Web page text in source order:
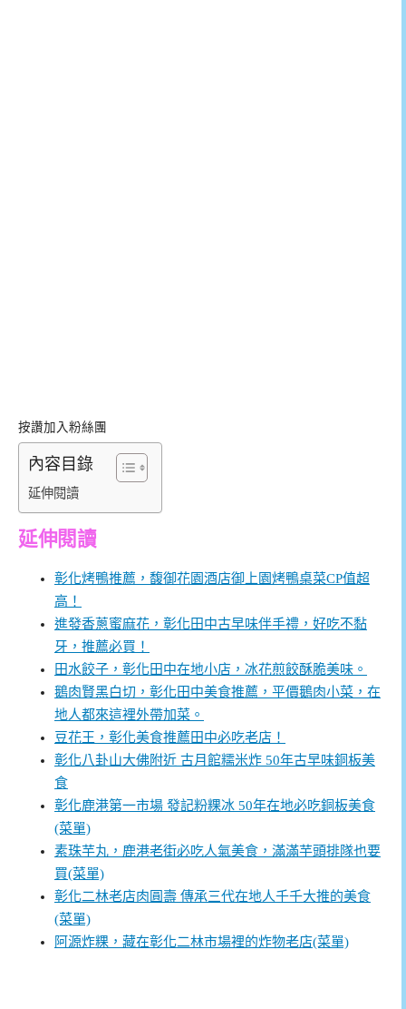
按讚加入粉絲團
內容目錄
延伸閱讀
延伸閱讀
彰化烤鴨推薦，馥御花園酒店御上園烤鴨桌菜CP值超
高！
進發香蔥蜜麻花，彰化田中古早味伴手禮，好吃不黏
牙，推薦必買！
田水餃子，彰化田中在地小店，冰花煎餃酥脆美味。
鵝肉賢黑白切，彰化田中美食推薦，平價鵝肉小菜，在
地人都來這裡外帶加菜。
豆花王，彰化美食推薦田中必吃老店！
彰化八卦山大佛附近 古月館糯米炸 50年古早味銅板美
食
彰化鹿港第一市場 發記粉粿冰 50年在地必吃銅板美食
(菜單)
素珠芋丸，鹿港老街必吃人氣美食，滿滿芋頭排隊也要
買(菜單)
彰化二林老店肉圓壽 傳承三代在地人千千大推的美食
(菜單)
阿源炸粿，藏在彰化二林市場裡的炸物老店(菜單)